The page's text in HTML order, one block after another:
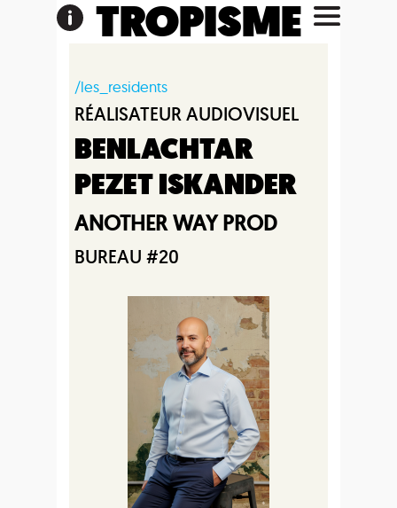
TROPISME
/les_residents
RÉALISATEUR AUDIOVISUEL
BENLACHTAR
PEZET ISKANDER
ANOTHER WAY PROD
BUREAU #20